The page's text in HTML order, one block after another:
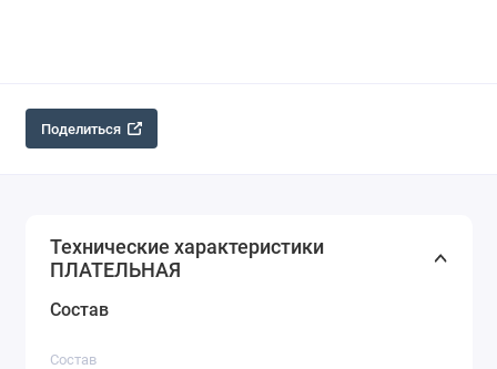
Поделиться
Технические характеристики
ПЛАТЕЛЬНАЯ
Состав
Состав